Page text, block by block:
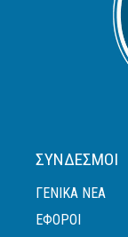
ΣΎΝΔΕΣΜΟΙ
ΓΕΝΙΚΆ ΝΈΑ
ΈΦΟΡΟΙ